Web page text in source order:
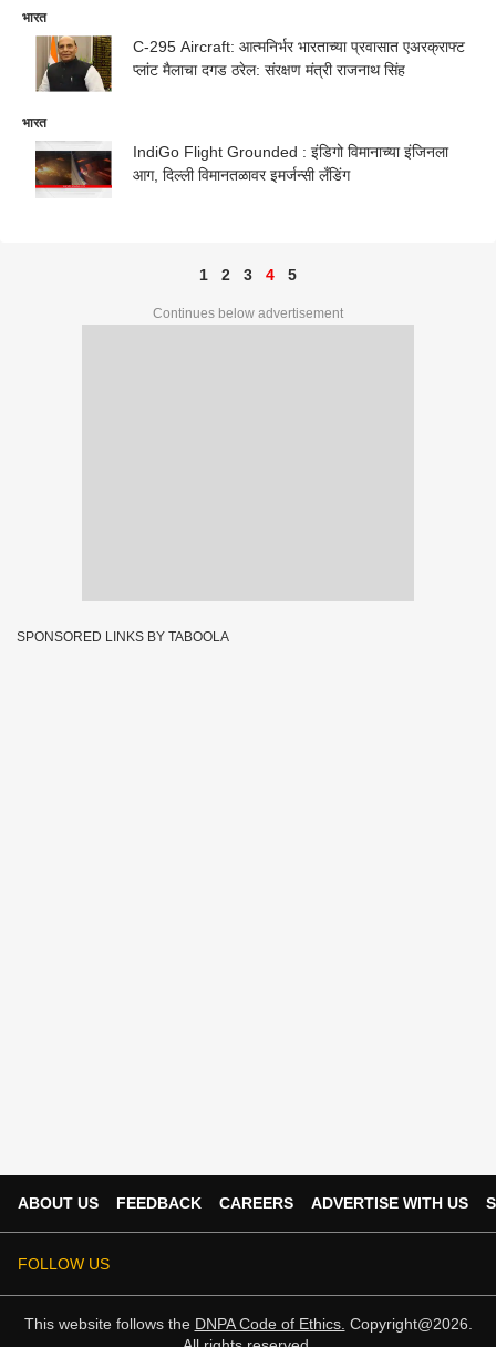
भारत
C-295 Aircraft: आत्मनिर्भर भारताच्या प्रवासात एअरक्राफ्ट
प्लांट मैलाचा दगड ठरेल: संरक्षण मंत्री राजनाथ सिंह
भारत
IndiGo Flight Grounded : इंडिगो विमानाच्या इंजिनला
आग, दिल्ली विमानतळावर इमर्जन्सी लँडिंग
1 2 3 4 5
Continues below advertisement
SPONSORED LINKS BY TABOOLA
ABOUT US FEEDBACK CAREERS ADVERTISE WITH US
FOLLOW US
This website follows the DNPA Code of Ethics. Copyright@2026.